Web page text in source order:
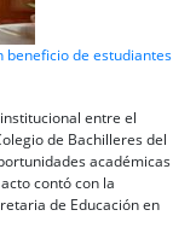
beneficio de estudiantes
entre el
de Bachilleres del
académicas
contó con la
de Educación en